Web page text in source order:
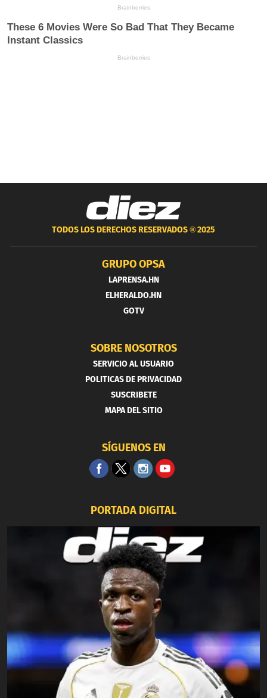
TODOS LOS DERECHOS RESERVADOS ®2025
GRUPO OPSA
LAPRENSA.HN
ELHERALDO.HN
GOTV
SOBRE NOSOTROS
SERVICIO AL USUARIO
POLITICAS DE PRIVACIDAD
SUSCRIBETE
MAPA DEL SITIO
SÍGUENOS EN
PORTADA DIGITAL